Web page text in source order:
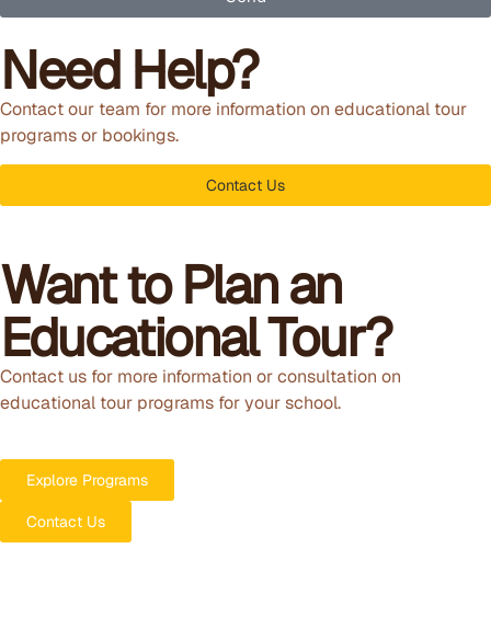
Need Help?
Contact our team for more information on educational tour
programs or bookings.
Contact Us
Want to Plan an
Educational Tour?
Contact us for more information or consultation on
educational tour programs for your school.
Explore Programs
Contact Us